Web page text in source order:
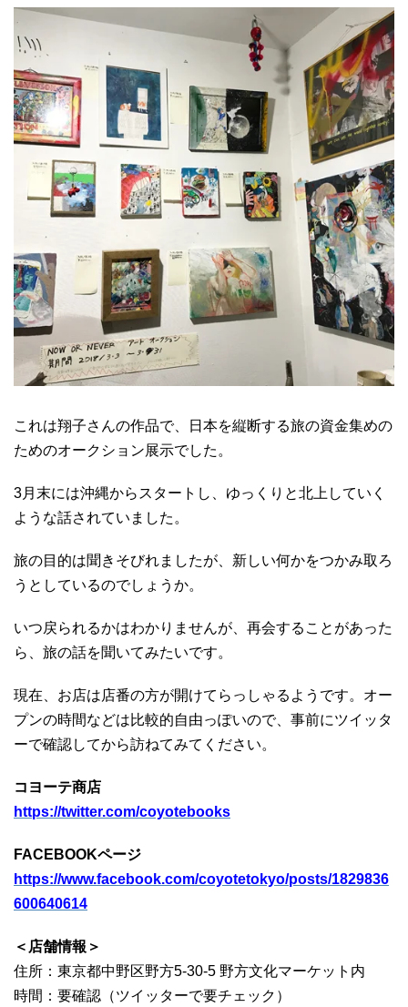
これは翔子さんの作品で、日本を縦断する旅の資金集めの
ためのオークション展示でした。
3月末には沖縄からスタートし、ゆっくりと北上していく
ような話されていました。
旅の目的は聞きそびれましたが、新しい何かをつかみ取ろ
うとしているのでしょうか。
いつ戻られるかはわかりませんが、再会することがあった
ら、旅の話を聞いてみたいです。
現在、お店は店番の方が開けてらっしゃるようです。オー
プンの時間などは比較的自由っぽいので、事前にツイッタ
ーで確認してから訪ねてみてください。
コヨーテ商店
https://twitter.com/coyotebooks
FACEBOOKページ
https://www.facebook.com/coyotetokyo/posts/1829836
600640614
＜店舗情報＞
住所：東京都中野区野方5-30-5 野方文化マーケット内
時間：要確認（ツイッターで要チェック）